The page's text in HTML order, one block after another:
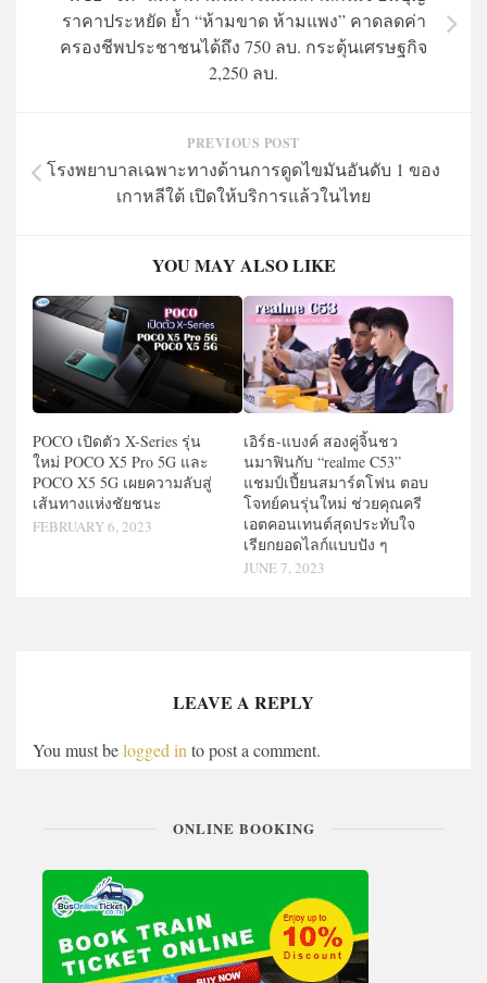
ราคาประหยัด ย้ำ “ห้ามขาด ห้ามแพง” คาดลดค่า
ครองชีพประชาชนได้ถึง 750 ลบ. กระตุ้นเศรษฐกิจ
2,250 ลบ.
PREVIOUS POST
โรงพยาบาลเฉพาะทางด้านการดูดไขมันอันดับ 1 ของ
เกาหลีใต้ เปิดให้บริการแล้วในไทย
YOU MAY ALSO LIKE
POCO เปิดตัว X-Series รุ่น
ใหม่ POCO X5 Pro 5G และ
POCO X5 5G เผยความลับสู่
เส้นทางแห่งชัยชนะ
FEBRUARY 6, 2023
เอิร์ธ-แบงค์ สองคู่จิ้นชว
นมาฟินกับ “realme C53”
แชมป์เปี้ยนสมาร์ตโฟน ตอบ
โจทย์คนรุ่นใหม่ ช่วยคุณครี
เอตคอนเทนต์สุดประทับใจ
เรียกยอดไลก์แบบปัง ๆ
JUNE 7, 2023
LEAVE A REPLY
You must belogged into post a comment.
ONLINE BOOKING